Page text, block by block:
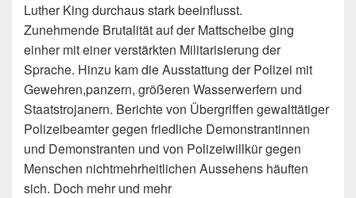
Luther King durchaus stark beeinflusst.
Zunehmende Brutalität auf der Mattscheibe ging
einher mit einer verstärkten Militarisierung der
Sprache. Hinzu kam die Ausstattung der Polizei mit
Gewehren,panzern, größeren Wasserwerfern und
Staatstrojanern. Berichte von Übergriffen gewalttätiger
Polizeibeamter gegen friedliche Demonstrantinnen
und Demonstranten und von Polizeiwillkür gegen
Menschen nichtmehrheitlichen Aussehens häuften
sich. Doch mehr und mehr